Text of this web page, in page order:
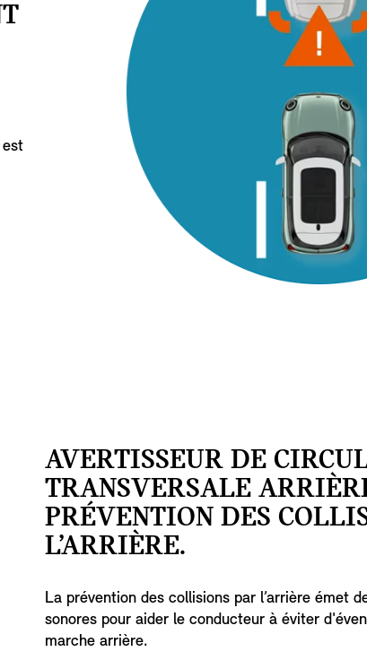
AVERTISSEUR DE
TRANSVERSALE
PRÉVENTION DES
L’ARRIÈRE.
La prévention des collisions par l’arrière émet
sonores pour aider le conducteur à éviter
marche arrière.